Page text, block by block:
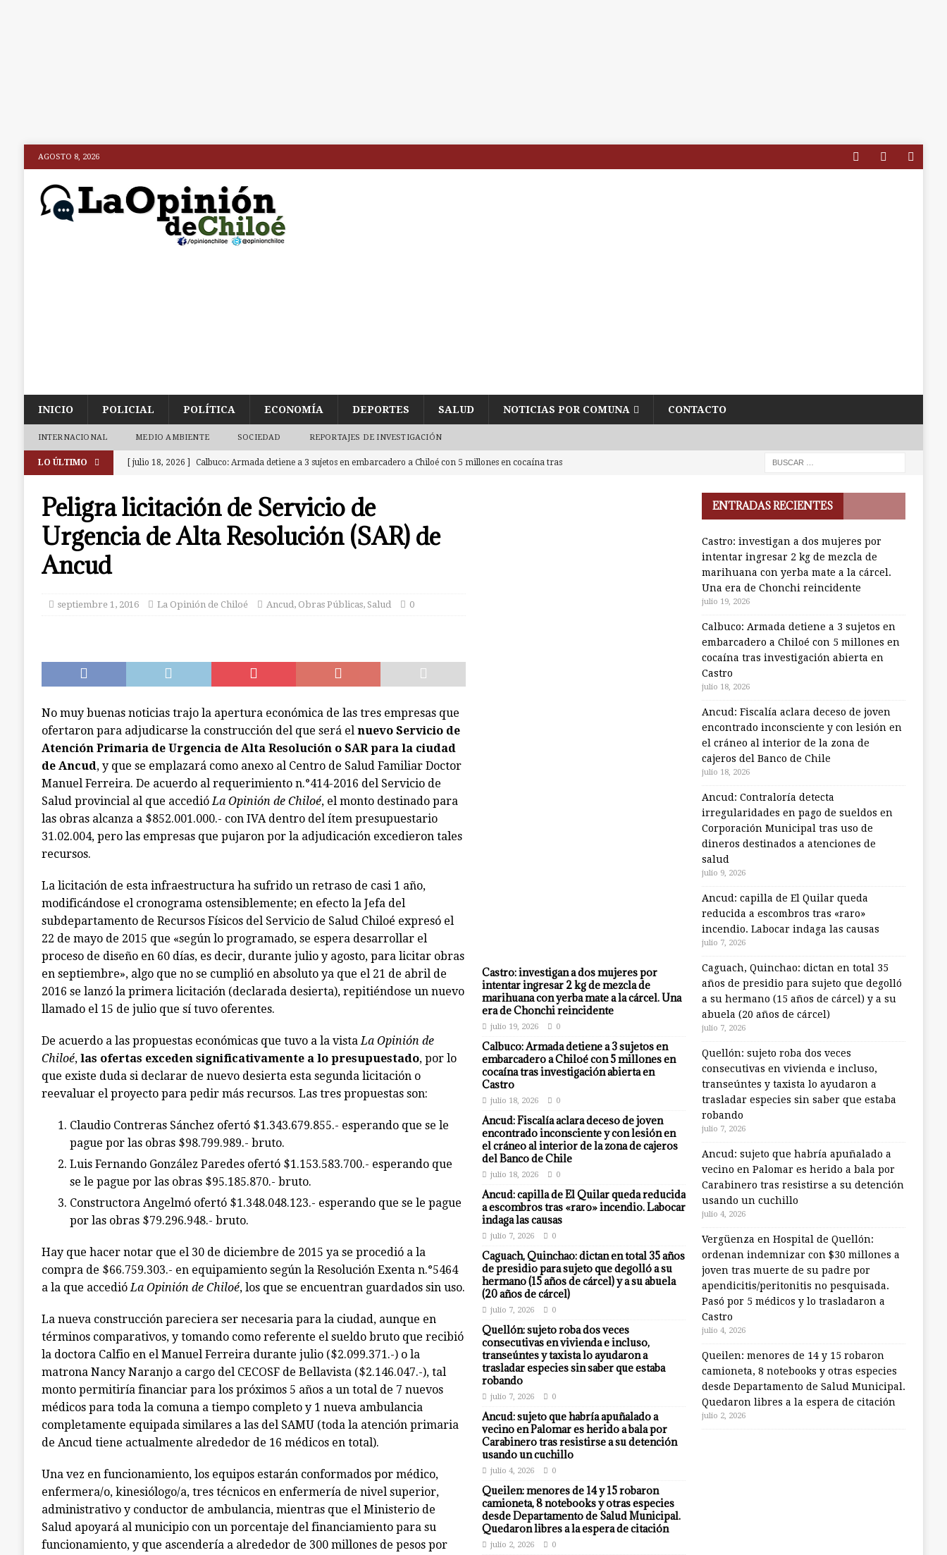
AGOSTO 8, 2026
INICIO POLICIAL POLÍTICA ECONOMÍA DEPORTES SALUD NOTICIAS POR COMUNA CONTACTO
INTERNACIONAL MEDIO AMBIENTE SOCIEDAD REPORTAJES DE INVESTIGACIÓN
LO ÚLTIMO [ julio 18, 2026 ] Ancud: Fiscalía aclara deceso de joven encontrado inconsciente y con lesión en el cráneo al interior
[ julio 9, 2026 ] Ancud: Contraloría detecta irregularidades en pago de sueldos en Corporación Municipal tras uso de
dineros destinados a atenciones de salud ANCUD
[ julio 19, 2026 ] Castro: investigan a dos mujeres por intentar ingresar 2 kg de mezcla de marihuana con yerba mate
investigación abierta en Castro
Peligra licitación de Servicio de
Urgencia de Alta Resolución (SAR) de
Ancud
septiembre 1, 2016 La Opinión de Chiloé Ancud, Obras Públicas, Salud 0
No muy buenas noticias trajo la apertura económica de las tres empresas que
ofertaron para adjudicarse la construcción del que será el nuevo Servicio de
Atención Primaria de Urgencia de Alta Resolución o SAR para la ciudad
de Ancud, y que se emplazará como anexo al Centro de Salud Familiar Doctor
Manuel Ferreira. De acuerdo al requerimiento n.°414-2016 del Servicio de
Salud provincial al que accedióLa Opinión de Chiloé, el monto destinado para
las obras alcanza a $852.001.000.- con IVA dentro del ítem presupuestario
31.02.004, pero las empresas que pujaron por la adjudicación excedieron tales
recursos.
La licitación de esta infraestructura ha sufrido un retraso de casi 1 año,
modificándose el cronograma ostensiblemente; en efecto la Jefa del
subdepartamento de Recursos Físicos del Servicio de Salud Chiloé expresó el
22 de mayo de 2015 que «según lo programado, se espera desarrollar el
proceso de diseño en 60 días, es decir, durante julio y agosto, para licitar obras
en septiembre», algo que no se cumplió en absoluto ya que el 21 de abril de
2016 se lanzó la primera licitación (declarada desierta), repitiéndose un nuevo
llamado el 15 de julio que sí tuvo oferentes.
De acuerdo a las propuestas económicas que tuvo a la vistaLa Opinión de
Chiloé, las ofertas exceden significativamente a lo presupuestado, por lo
que existe duda si declarar de nuevo desierta esta segunda licitación o
reevaluar el proyecto para pedir más recursos. Las tres propuestas son:
Claudio Contreras Sánchez ofertó $1.343.679.855.- esperando que se le
pague por las obras $98.799.989.- bruto.
Luis Fernando González Paredes ofertó $1.153.583.700.- esperando que
se le pague por las obras $95.185.870.- bruto.
Constructora Angelmó ofertó $1.348.048.123.- esperando que se le pague
por las obras $79.296.948.- bruto.
Hay que hacer notar que el 30 de diciembre de 2015 ya se procedió a la
compra de $66.759.303.- en equipamiento según la Resolución Exenta n.°5464
a la que accedióLa Opinión de Chiloé, los que se encuentran guardados sin uso.
La nueva construcción pareciera ser necesaria para la ciudad, aunque en
términos comparativos, y tomando como referente el sueldo bruto que recibió
la doctora Calfio en el Manuel Ferreira durante julio ($2.099.371.-) o la
matrona Nancy Naranjo a cargo del CECOSF de Bellavista ($2.146.047.-), tal
monto permitiría financiar para los próximos 5 años a un total de 7 nuevos
médicos para toda la comuna a tiempo completo y 1 nueva ambulancia
completamente equipada similares a las del SAMU (toda la atención primaria
de Ancud tiene actualmente alrededor de 16 médicos en total).
Una vez en funcionamiento, los equipos estarán conformados por médico,
enfermera/o, kinesiólogo/a, tres técnicos en enfermería de nivel superior,
administrativo y conductor de ambulancia, mientras que el Ministerio de
Salud apoyará al municipio con un porcentaje del financiamiento para su
funcionamiento, y que ascendería a alrededor de 300 millones de pesos por
Castro: investigan a dos mujeres por
intentar ingresar 2 kg de mezcla de
marihuana con yerba mate a la cárcel. Una
era de Chonchi reincidente
julio 19, 2026 0
Calbuco: Armada detiene a 3 sujetos en
embarcadero a Chiloé con 5 millones en
cocaína tras investigación abierta en
Castro
julio 18, 2026 0
Ancud: Fiscalía aclara deceso de joven
encontrado inconsciente y con lesión en
el cráneo al interior de la zona de cajeros
del Banco de Chile
julio 18, 2026 0
Ancud: capilla de El Quilar queda reducida
a escombros tras «raro» incendio. Labocar
indaga las causas
julio 7, 2026 0
Caguach, Quinchao: dictan en total 35 años
de presidio para sujeto que degolló a su
hermano (15 años de cárcel) y a su abuela
(20 años de cárcel)
julio 7, 2026 0
Quellón: sujeto roba dos veces
consecutivas en vivienda e incluso,
transeúntes y taxista lo ayudaron a
trasladar especies sin saber que estaba
robando
julio 7, 2026 0
Ancud: sujeto que habría apuñalado a
vecino en Palomar es herido a bala por
Carabinero tras resistirse a su detención
usando un cuchillo
julio 4, 2026 0
Queilen: menores de 14 y 15 robaron
camioneta, 8 notebooks y otras especies
desde Departamento de Salud Municipal.
Quedaron libres a la espera de citación
julio 2, 2026 0
ENTRADAS RECIENTES
Castro: investigan a dos mujeres por
intentar ingresar 2 kg de mezcla de
marihuana con yerba mate a la cárcel.
Una era de Chonchi reincidente
julio 19, 2026
Calbuco: Armada detiene a 3 sujetos en
embarcadero a Chiloé con 5 millones en
cocaína tras investigación abierta en
Castro
julio 18, 2026
Ancud: Fiscalía aclara deceso de joven
encontrado inconsciente y con lesión en
el cráneo al interior de la zona de
cajeros del Banco de Chile
julio 18, 2026
Ancud: Contraloría detecta
irregularidades en pago de sueldos en
Corporación Municipal tras uso de
dineros destinados a atenciones de
salud
julio 9, 2026
Ancud: capilla de El Quilar queda
reducida a escombros tras «raro»
incendio. Labocar indaga las causas
julio 7, 2026
Caguach, Quinchao: dictan en total 35
años de presidio para sujeto que degolló
a su hermano (15 años de cárcel) y a su
abuela (20 años de cárcel)
julio 7, 2026
Quellón: sujeto roba dos veces
consecutivas en vivienda e incluso,
transeúntes y taxista lo ayudaron a
trasladar especies sin saber que estaba
robando
julio 7, 2026
Ancud: sujeto que habría apuñalado a
vecino en Palomar es herido a bala por
Carabinero tras resistirse a su detención
usando un cuchillo
julio 4, 2026
Vergüenza en Hospital de Quellón:
ordenan indemnizar con $30 millones a
joven tras muerte de su padre por
apendicitis/peritonitis no pesquisada.
Pasó por 5 médicos y lo trasladaron a
Castro
julio 4, 2026
Queilen: menores de 14 y 15 robaron
camioneta, 8 notebooks y otras especies
desde Departamento de Salud Municipal.
Quedaron libres a la espera de citación
julio 2, 2026